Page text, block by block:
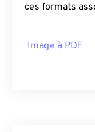
ces formats
Image à PDF